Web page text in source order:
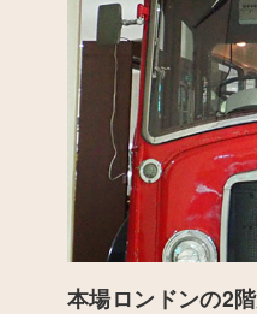
本場ロンドンの2